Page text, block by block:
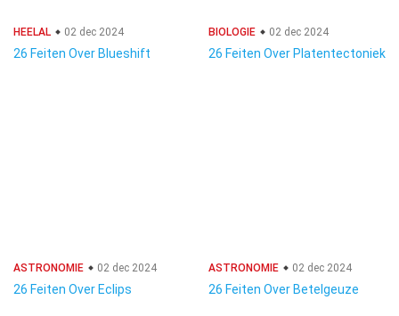
HEELAL 02 dec 2024
26 Feiten Over Blueshift
BIOLOGIE 02 dec 2024
26 Feiten Over Platentectoniek
ASTRONOMIE 02 dec 2024
26 Feiten Over Eclips
ASTRONOMIE 02 dec 2024
26 Feiten Over Betelgeuze